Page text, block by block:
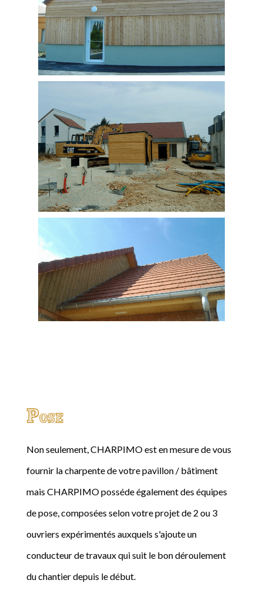
Pose
Non seulement, CHARPIMO est en mesure de vous
fournir la charpente de votre pavillon / bâtiment
mais CHARPIMO posséde également des équipes
de pose, composées selon votre projet de 2 ou 3
ouvriers expérimentés auxquels s'ajoute un
conducteur de travaux qui suit le bon déroulement
du chantier depuis le début.